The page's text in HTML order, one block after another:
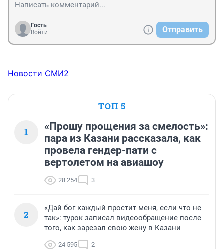
Гость
Войти
Отправить
Новости СМИ2
ТОП 5
1
«Прошу прощения за смелость»:
пара из Казани рассказала, как
провела гендер-пати с
вертолетом на авиашоу
28 254 3
2
«Дай бог каждый простит меня, если что не
так»: турок записал видеообращение после
того, как зарезал свою жену в Казани
24 595 2